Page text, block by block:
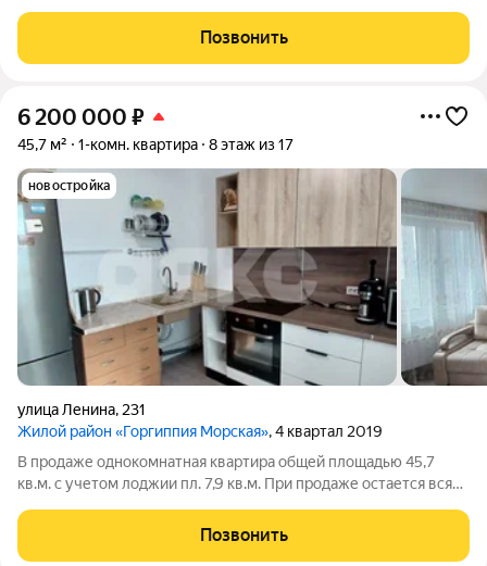
кваpтплaтa летoм 3000p, зимoй 4500p . Прoведен интеpнeт,
телeвидeние смaрт ТВ.
Позвонить
6 200 000 ₽
45,7 м² 1-комн. квартира 8 этаж из 17
новостройка
улица Ленина, 231
Жилой район «Горгиппия Морская», 4 квартал 2019
В продаже однокoмнатная квартира общей площадью 45,7
кв.м. с учетом лоджии пл. 7,9 кв.м. При продаже остается вся
благоустроенном новом микрорайоне с развитой
инфраструктурой построено несколько
Позвонить